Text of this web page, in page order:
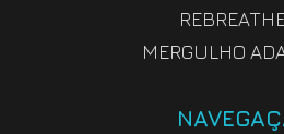
MERGULHO